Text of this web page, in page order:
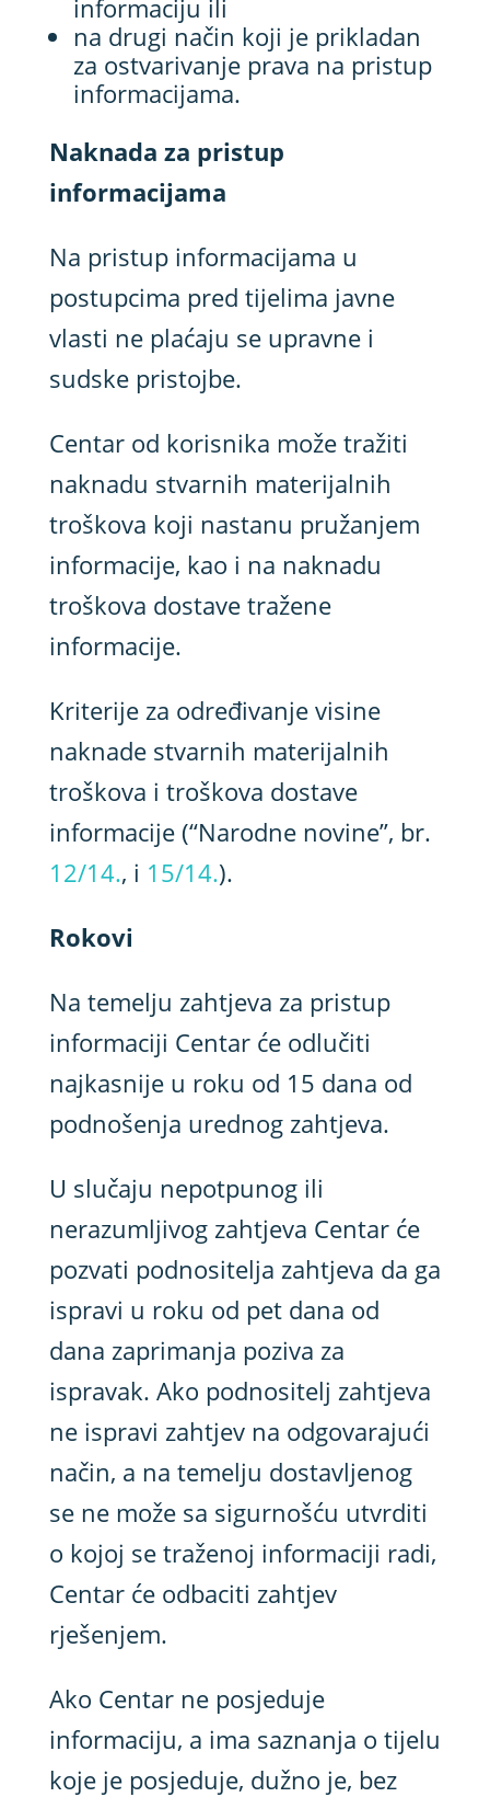
informaciju ili
na drugi način koji je prikladan
za ostvarivanje prava na pristup
informacijama.
Naknada za pristup
informacijama
Na pristup informacijama u
postupcima pred tijelima javne
vlasti ne plaćaju se upravne i
sudske pristojbe.
Centar od korisnika može tražiti
naknadu stvarnih materijalnih
troškova koji nastanu pružanjem
informacije, kao i na naknadu
troškova dostave tražene
informacije.
Kriterije za određivanje visine
naknade stvarnih materijalnih
troškova i troškova dostave
informacije (“Narodne novine”, br.
12/14., i 15/14.).
Rokovi
Na temelju zahtjeva za pristup
informaciji Centar će odlučiti
najkasnije u roku od 15 dana od
podnošenja urednog zahtjeva.
U slučaju nepotpunog ili
nerazumljivog zahtjeva Centar će
pozvati podnositelja zahtjeva da ga
ispravi u roku od pet dana od
dana zaprimanja poziva za
ispravak. Ako podnositelj zahtjeva
ne ispravi zahtjev na odgovarajući
način, a na temelju dostavljenog
se ne može sa sigurnošću utvrditi
o kojoj se traženoj informaciji radi,
Centar će odbaciti zahtjev
rješenjem.
Ako Centar ne posjeduje
informaciju, a ima saznanja o tijelu
koje je posjeduje, dužno je, bez